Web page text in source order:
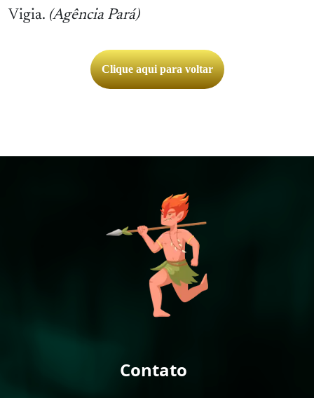
Vigia. (Agência Pará)
Clique aqui para voltar
Contato